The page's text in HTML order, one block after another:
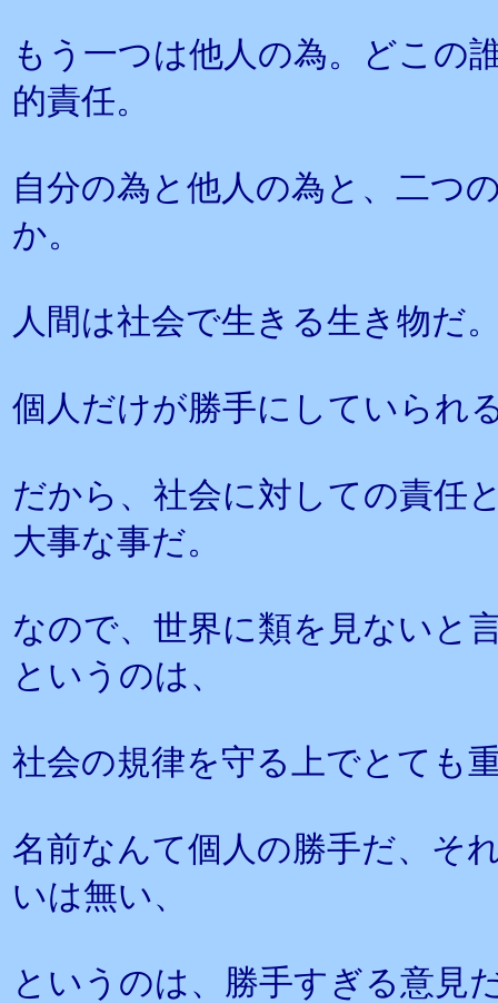
もう一つは他人の為。どこの
的責任。
自分の為と他人の為と、二つ
か。
人間は社会で生きる生き物だ
個人だけが勝手にしていられ
だから、社会に対しての責任
大事な事だ。
なので、世界に類を見ないと
というのは、
社会の規律を守る上でとても
名前なんて個人の勝手だ、そ
いは無い、
というのは、勝手すぎる意見